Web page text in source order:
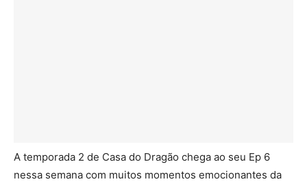
A temporada 2 de Casa do Dragão chega ao seu Ep 6
nessa semana com muitos momentos emocionantes da